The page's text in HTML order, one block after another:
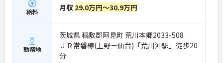
給料 月収 29.0万円～30.9万円
勤務地
茨城県 稲敷郡阿見町 荒川本郷2033-508
ＪＲ常磐線(上野－仙台)「荒川沖駅」徒歩20
分